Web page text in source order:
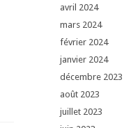
avril 2024
mars 2024
février 2024
janvier 2024
décembre 2023
août 2023
juillet 2023